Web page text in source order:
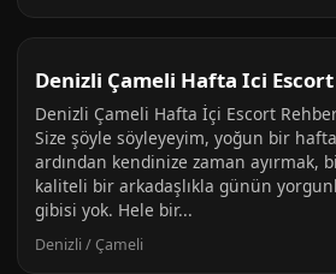
Denizli Çameli Hafta Ici Escort
Denizli Çameli Hafta İçi Escort
Size şöyle söyleyeyim, yoğun bir
ardından kendinize zaman ayırmak,
kaliteli bir arkadaşlıkla günün
gibisi yok. Hele bir...
Denizli / Çameli